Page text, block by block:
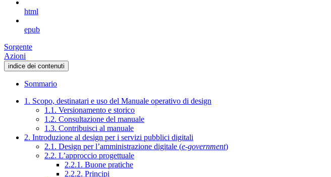
html
epub
Sorgente
Azioni
indice dei contenuti
Sommario
1. Scopo, destinatari e uso del Manuale operativo di design
1.1. Versionamento e storico
1.2. Consultazione del manuale
1.3. Contribuisci al manuale
2. Introduzione al design per i servizi pubblici digitali
2.1. Design per l’amministrazione digitale (e-government)
2.2. L’approccio progettuale
2.2.1. Buone pratiche
2.2.2. Principi